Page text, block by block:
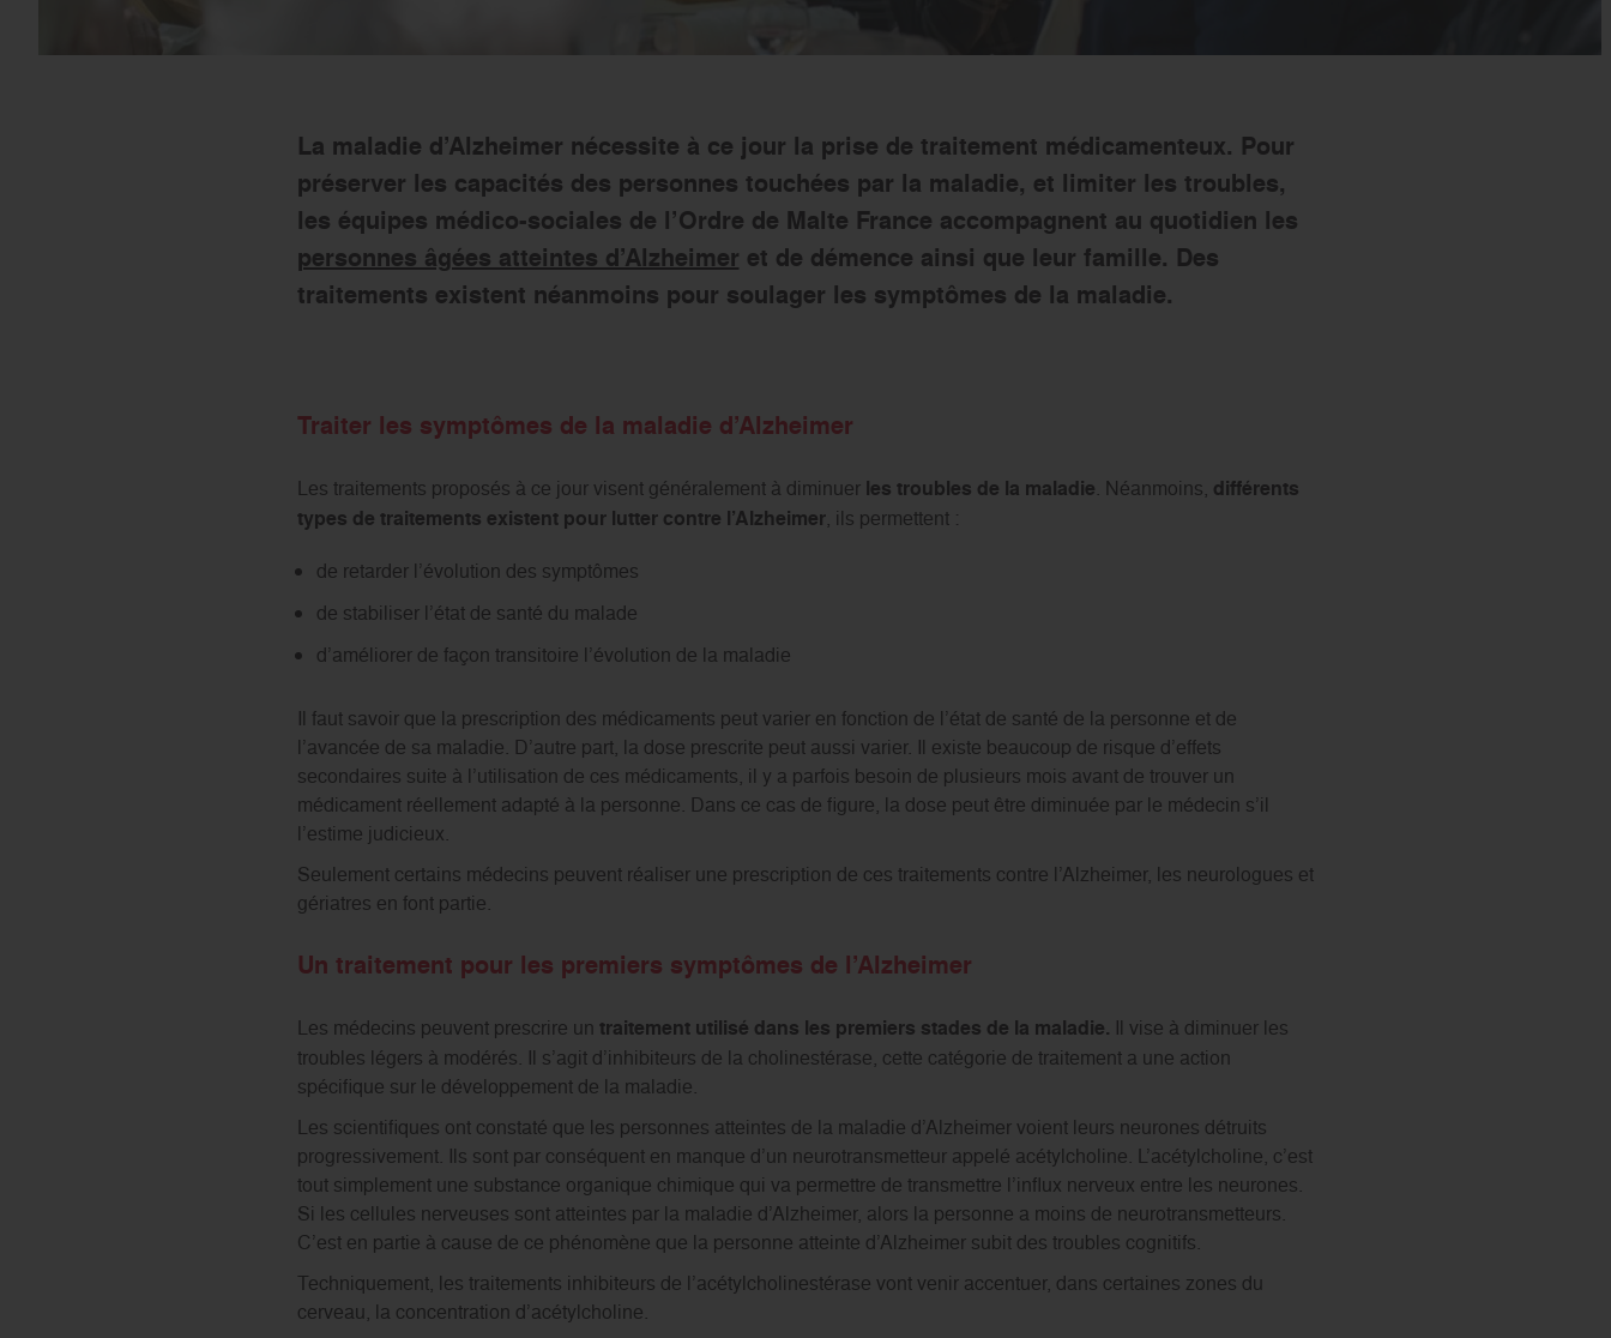
La maladie d’Alzheimer nécessite à ce jour la prise de traitement médicamenteux. Pour
préserver les capacités des personnes touchées par la maladie, et limiter les troubles,
les équipes médico-sociales de l’Ordre de Malte France accompagnent au quotidien les
personnes âgées atteintes d’Alzheimer et de démence ainsi que leur famille. Des
traitements existent néanmoins pour soulager les symptômes de la maladie.
Traiter les symptômes de la maladie d’Alzheimer
Les traitements proposés à ce jour visent généralement à diminuer les troubles de la maladie. Néanmoins, différents
types de traitements existent pour lutter contre l’Alzheimer, ils permettent :
de retarder l’évolution des symptômes
de stabiliser l’état de santé du malade
d’améliorer de façon transitoire l’évolution de la maladie
Il faut savoir que la prescription des médicaments peut varier en fonction de l’état de santé de la personne et de
l’avancée de sa maladie. D’autre part, la dose prescrite peut aussi varier. Il existe beaucoup de risque d’effets
secondaires suite à l’utilisation de ces médicaments, il y a parfois besoin de plusieurs mois avant de trouver un
médicament réellement adapté à la personne. Dans ce cas de figure, la dose peut être diminuée par le médecin s’il
l’estime judicieux.
Seulement certains médecins peuvent réaliser une prescription de ces traitements contre l’Alzheimer, les neurologues et
gériatres en font partie.
Un traitement pour les premiers symptômes de l’Alzheimer
Les médecins peuvent prescrire un traitement utilisé dans les premiers stades de la maladie. Il vise à diminuer les
troubles légers à modérés. Il s’agit d’inhibiteurs de la cholinestérase, cette catégorie de traitement a une action
spécifique sur le développement de la maladie.
Les scientifiques ont constaté que les personnes atteintes de la maladie d’Alzheimer voient leurs neurones détruits
progressivement. Ils sont par conséquent en manque d’un neurotransmetteur appelé acétylcholine. L’acétylcholine, c’est
tout simplement une substance organique chimique qui va permettre de transmettre l’influx nerveux entre les neurones.
Si les cellules nerveuses sont atteintes par la maladie d’Alzheimer, alors la personne a moins de neurotransmetteurs.
C’est en partie à cause de ce phénomène que la personne atteinte d’Alzheimer subit des troubles cognitifs.
Techniquement, les traitements inhibiteurs de l’acétylcholinestérase vont venir accentuer, dans certaines zones du
cerveau, la concentration d’acétylcholine.